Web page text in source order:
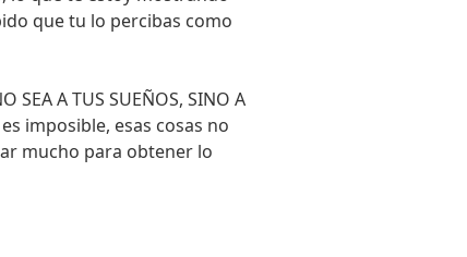
que tu lo percibas como
SEA A TUS SUEÑOS, SINO A
es imposible, esas cosas no
mucho para obtener lo